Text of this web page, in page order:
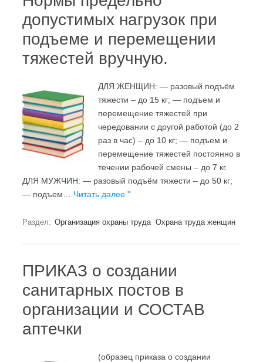
допустимых нагрузок при
подъеме и перемещении
тяжестей вручную.
ДЛЯ ЖЕНЩИН: — разовый подъём
тяжести – до 15 кг; — подъем и
перемещение тяжестей при
чередовании с другой работой (до 2
раз в час) – до 10 кг; — подъем и
перемещение тяжестей постоянно в
течении рабочей смены – до 7 кг.
ДЛЯ МУЖЧИН: — разовый подъём тяжести – до 50 кг;
— подъем… Читать далее "
Раздел: Организация охраны труда Охрана труда женщин
ПРИКАЗ о создании
санитарных постов в
организации и СОСТАВ
аптечки
(образец приказа о создании